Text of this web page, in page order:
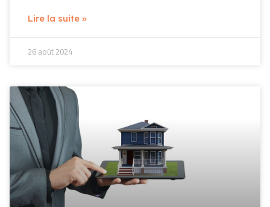
Lire la suite »
26 août 2024